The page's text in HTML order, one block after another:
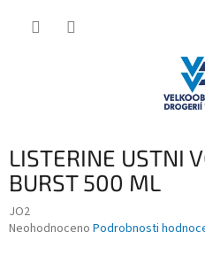
LISTERINE USTNI
BURST 500 ML
JO2
Průměrné
Neohodnoceno Podrobnosti